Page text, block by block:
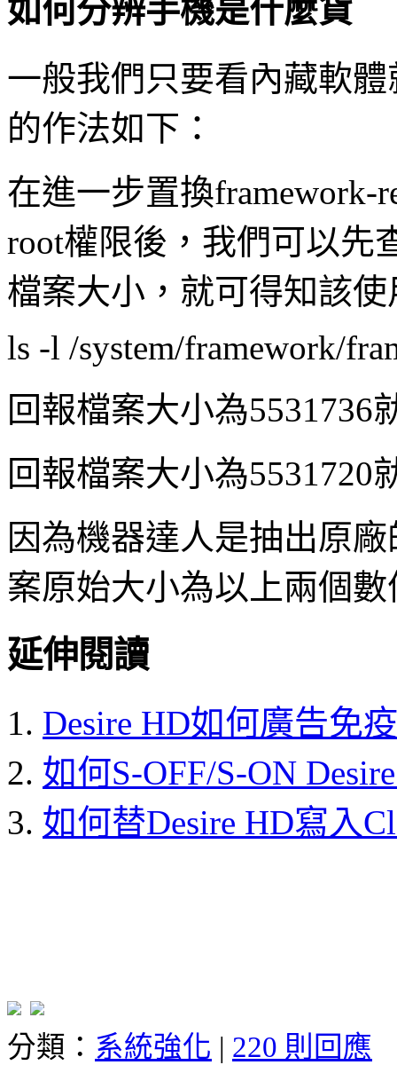
如何分辨手機是什麼貨
一般我們只要看內藏軟
的作法如下：
在進一步置換framework-
root權限後，我們可以先
檔案大小，就可得知該
ls -l /system/framework/
回報檔案大小為5531736
回報檔案大小為5531720
因為機器達人是抽出原
案原始大小為以上兩個數
延伸閱讀
Desire HD如何廣告免疫
如何S-OFF/S-ON
如何替Desire HD寫入
分類： 系統強化 | 220 則回應